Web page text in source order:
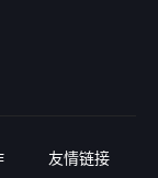
友情链接